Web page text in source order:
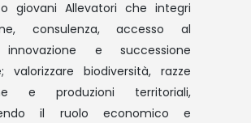
giovani Allevatori che integri
consulenza, accesso al
e successione
valorizzare biodiversità, razze
e produzioni territoriali,
il ruolo economico e